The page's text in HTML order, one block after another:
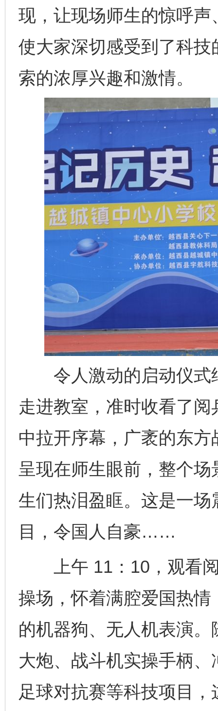
现，让现场师生的惊呼
使大家深切感受到了科
索的浓厚兴趣和激情。
令人激动的启动仪式
走进教室，准时收看了
中拉开序幕，广袤的东
呈现在师生眼前，整个
生们热泪盈眶。这是一
目，令国人自豪……
上午 11：10，观看阅
操场，怀着满腔爱国热
的机器狗、无人机表演
大炮、战斗机实操手柄
足球对抗赛等科技项目
完善运行机制助力责任有效落实 一纸欠